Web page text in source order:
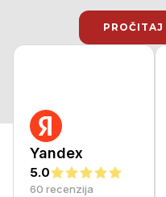
PROČITAJ
PROČITAJ
Yandex
5.0
60 recenzija